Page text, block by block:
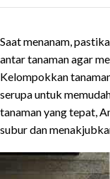
Saat menanam,
antar tanaman agar
Kelompokkan
serupa untuk
tanaman yang tepat,
subur dan